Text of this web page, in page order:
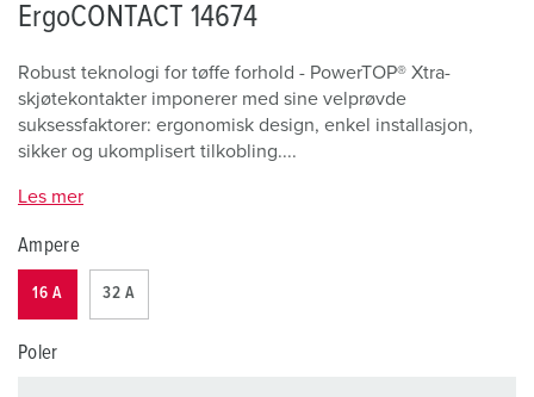
ErgoCONTACT 14674
Robust teknologi for tøffe forhold - PowerTOP® Xtra-
skjøtekontakter imponerer med sine velprøvde
suksessfaktorer: ergonomisk design, enkel installasjon,
sikker og ukomplisert tilkobling....
Les mer
Ampere
16 A 32 A
Poler